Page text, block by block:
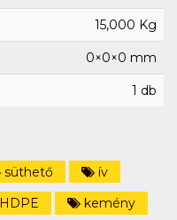
15,000 Kg
0×0×0 mm
1 db
süthető
ív
HDPE
kemény